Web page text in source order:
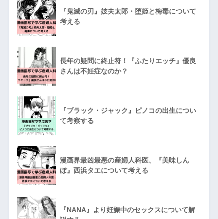
『鬼滅の刃』妓夫太郎・堕姫と梅毒について
考える
長年の疑問に終止符！『ふたりエッチ』優良
さんは不妊症なのか？
『ブラック・ジャック』ピノコの出生につい
て考察する
漫画界最凶最悪の産婦人科医、『美味しん
ぼ』西浜タエについて考える
『NANA』より妊娠中のセックスについて解